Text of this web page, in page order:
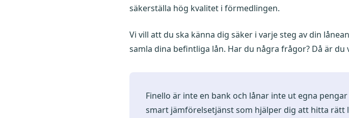
säkerställa hög kvalitet i förmedlingen.
Vi vill att du ska känna dig säker i varje steg av din
samla dina befintliga lån. Har du några frågor? Då är
Finello är inte en bank och lånar inte ut egna
smart jämförelsetjänst som hjälper dig att hitta rätt